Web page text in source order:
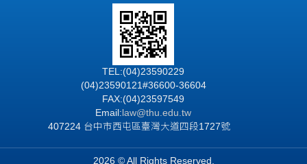
TEL:(04)23590229
(04)23590121#36600-36604
FAX:(04)23597549
Email: law@thu.edu.tw
407224 台中市西屯區臺灣大道四段1727號
2026 © All Rights Reserved.